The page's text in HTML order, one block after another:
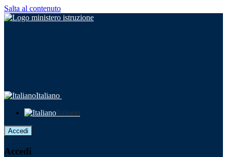
Salta al contenuto
Italiano
Italiano
Accedi
Accedi